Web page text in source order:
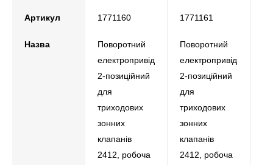
Артикул 1771160 1771161
Назва
Поворотний
електропривід
2-позиційний
для
триходових
зонних
клапанів
2412, робоча
Поворотний
електропривід
2-позиційний
для
триходових
зонних
клапанів
2412, робоча